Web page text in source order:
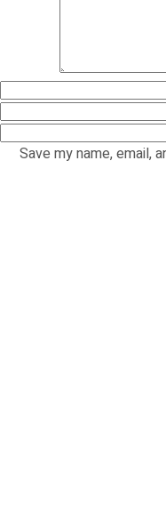
Save my name, email,